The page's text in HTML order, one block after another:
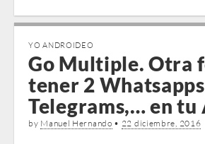
YO ANDROIDEO
Go Multiple. Otra
tener 2
Telegrams,… en
by Manuel Hernando • 22 diciembre, 2016